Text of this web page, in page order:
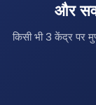
और
किसी भी 3 केंद्र पर